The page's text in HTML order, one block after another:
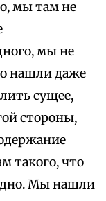
мы там не
мы не
нашли даже
сущее,
стороны,
такого, что
Мы нашли